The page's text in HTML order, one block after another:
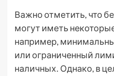
Важно отметить, что
могут иметь
например,
или ограниченный
наличных․ Однако, в